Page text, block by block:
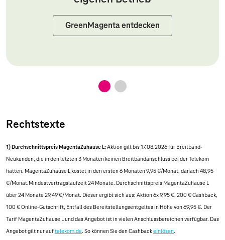
GreenMagenta entdecken
Rechtstexte
1) Durchschnittspreis MagentaZuhause L:Aktion gilt bis 17.08.2026 für Breitband-
Neukunden, die in den letzten 3 Monaten keinen Breitbandanschluss bei der Telekom
hatten. MagentaZuhause L kostet in den ersten 6 Monaten 9,95 €/Monat, danach 48,95
€/Monat.Mindestvertragslaufzeit 24 Monate. Durchschnittspreis MagentaZuhause L
über 24 Monate 29,49 €/Monat. Dieser ergibt sich aus: Aktion 6x 9,95 €, 200 € Cashback,
100 € Online-Gutschrift, Entfall des Bereitstellungsentgeltes in Höhe von 69,95 €. Der
Tarif MagentaZuhause L und das Angebot ist in vielen Anschlussbereichen verfügbar. Das
Angebot gilt nur auftelekom.de. So können Sie den Cashbackeinlösen.